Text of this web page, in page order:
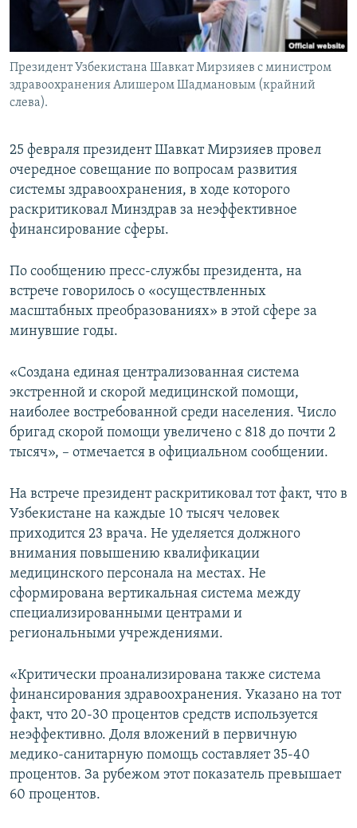
Президент Узбекистана Шавкат Мирзияев с министром
здравоохранения Алишером Шадмановым (крайний
слева).
25 февраля президент Шавкат Мирзияев провел
очередное совещание по вопросам развития
системы здравоохранения, в ходе которого
раскритиковал Минздрав за неэффективное
финансирование сферы.
По сообщению пресс-службы президента, на
встрече говорилось о «осуществленных
масштабных преобразованиях» в этой сфере за
минувшие годы.
«Создана единая централизованная система
экстренной и скорой медицинской помощи,
наиболее востребованной среди населения. Число
бригад скорой помощи увеличено с 818 до почти 2
тысяч», – отмечается в официальном сообщении.
На встрече президент раскритиковал тот факт, что в
Узбекистане на каждые 10 тысяч человек
приходится 23 врача. Не уделяется должного
внимания повышению квалификации
медицинского персонала на местах. Не
сформирована вертикальная система между
специализированными центрами и
региональными учреждениями.
«Критически проанализирована также система
финансирования здравоохранения. Указано на тот
факт, что 20-30 процентов средств используется
неэффективно. Доля вложений в первичную
медико-санитарную помощь составляет 35-40
процентов. За рубежом этот показатель превышает
60 процентов.